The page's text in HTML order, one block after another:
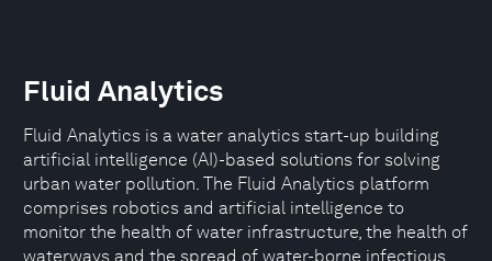
Fluid Analytics
Fluid Analytics is a water analytics start-up building
artificial intelligence (AI)-based solutions for solving
urban water pollution. The Fluid Analytics platform
comprises robotics and artificial intelligence to
monitor the health of water infrastructure, the health of
waterways and the spread of water-borne infectious